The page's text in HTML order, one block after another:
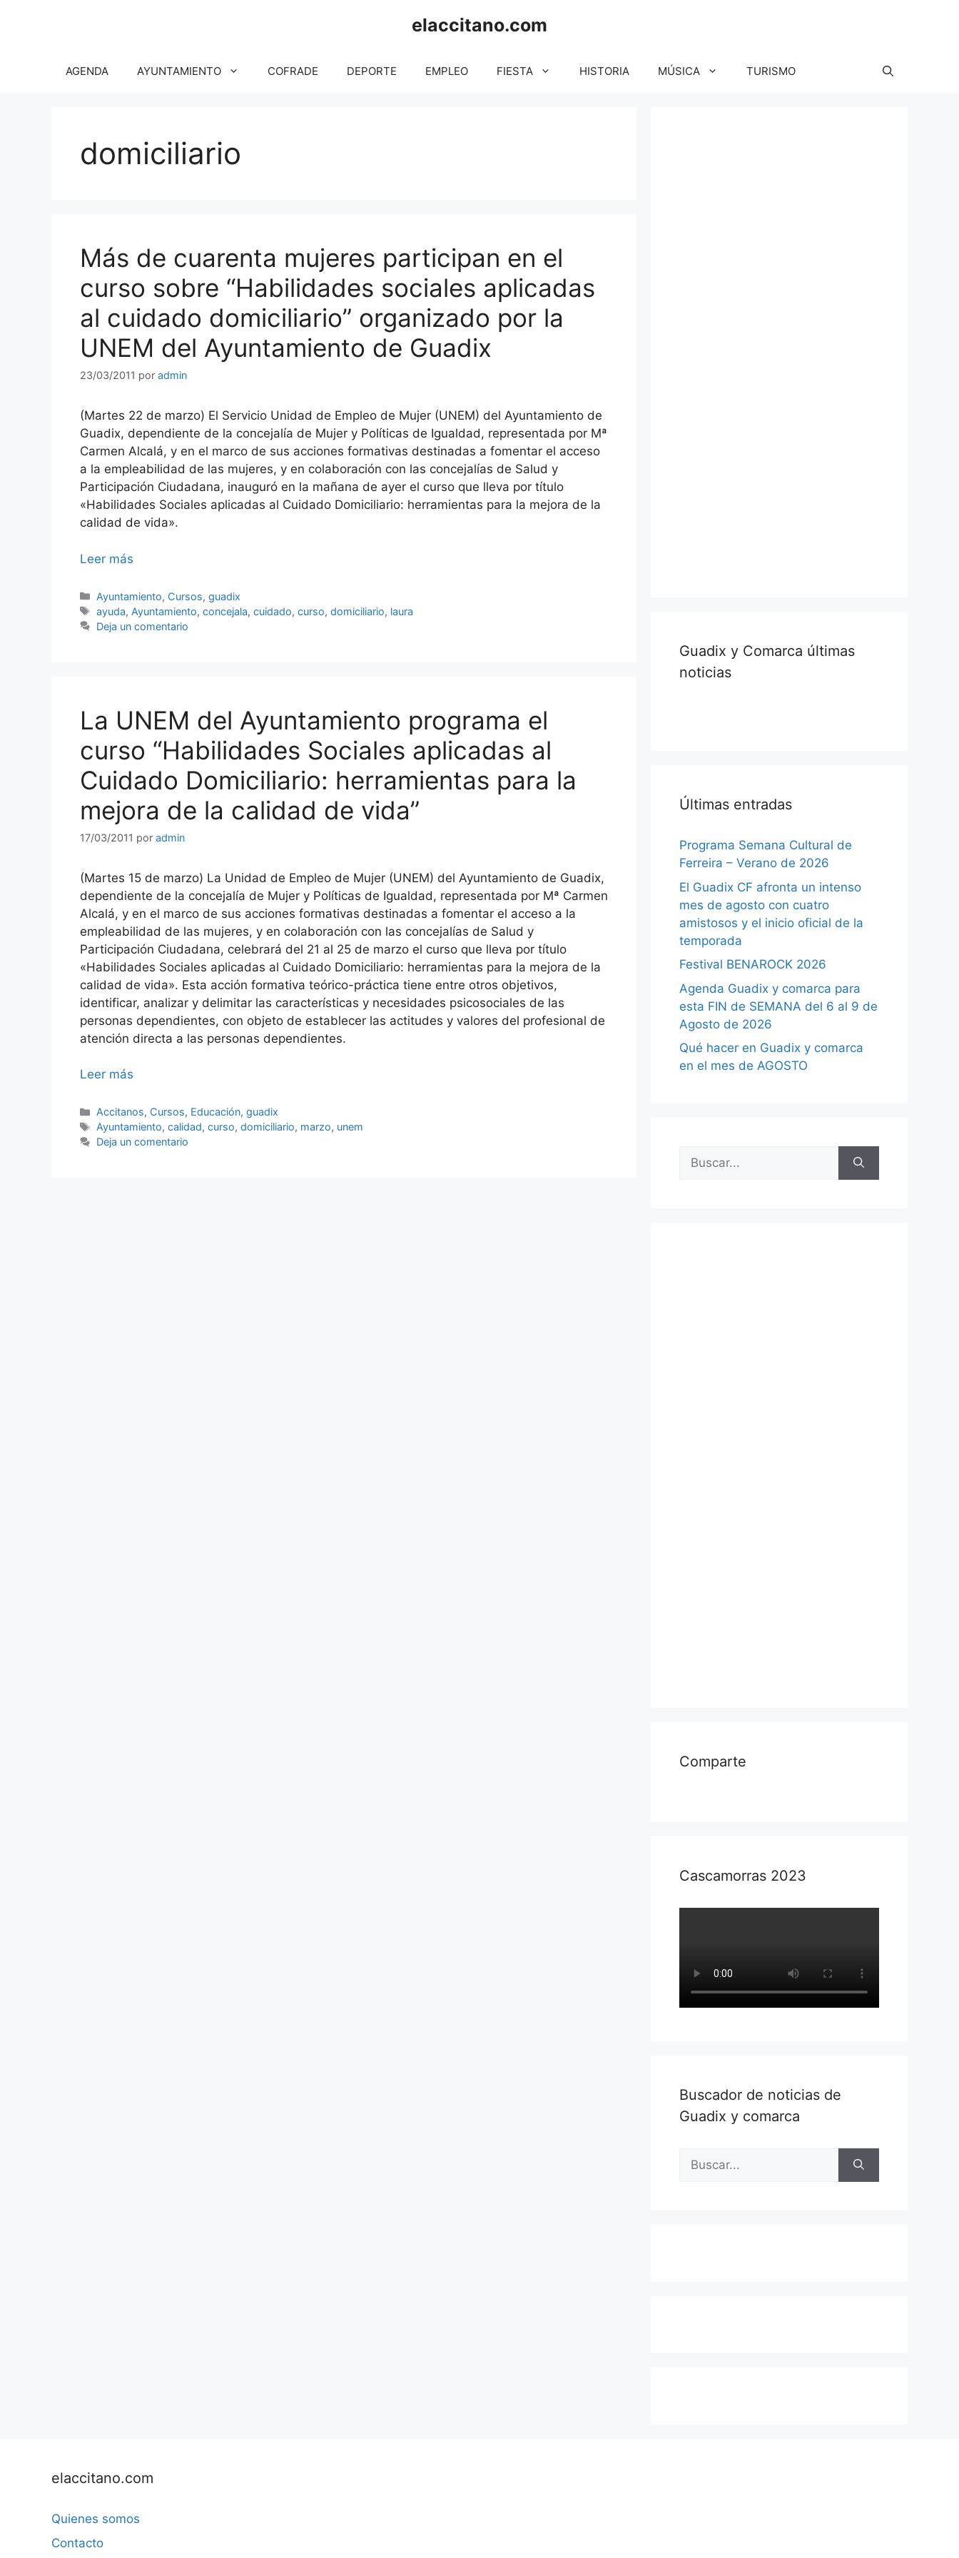
elaccitano.com
AGENDA AYUNTAMIENTO COFRADE DEPORTE EMPLEO FIESTA HISTORIA MÚSICA TURISMO
domiciliario
Más de cuarenta mujeres participan en el
curso sobre “Habilidades sociales aplicadas
al cuidado domiciliario” organizado por la
UNEM del Ayuntamiento de Guadix
23/03/2011 por admin
(Martes 22 de marzo) El Servicio Unidad de Empleo de Mujer (UNEM) del Ayuntamiento de
Guadix, dependiente de la concejalía de Mujer y Políticas de Igualdad, representada por Mª
Carmen Alcalá, y en el marco de sus acciones formativas destinadas a fomentar el acceso
a la empleabilidad de las mujeres, y en colaboración con las concejalías de Salud y
Participación Ciudadana, inauguró en la mañana de ayer el curso que lleva por título
«Habilidades Sociales aplicadas al Cuidado Domiciliario: herramientas para la mejora de la
calidad de vida».
Leer más
Categorías
Ayuntamiento, Cursos,guadix
Etiquetas
ayuda, Ayuntamiento,concejala,cuidado,curso,domiciliario, laura
Deja un comentario
La UNEM del Ayuntamiento programa el
curso “Habilidades Sociales aplicadas al
Cuidado Domiciliario: herramientas para la
mejora de la calidad de vida”
17/03/2011 por admin
(Martes 15 de marzo) La Unidad de Empleo de Mujer (UNEM) del Ayuntamiento de Guadix,
dependiente de la concejalía de Mujer y Políticas de Igualdad, representada por Mª Carmen
Alcalá, y en el marco de sus acciones formativas destinadas a fomentar el acceso a la
empleabilidad de las mujeres, y en colaboración con las concejalías de Salud y
Participación Ciudadana, celebrará del 21 al 25 de marzo el curso que lleva por título
«Habilidades Sociales aplicadas al Cuidado Domiciliario: herramientas para la mejora de la
calidad de vida». Esta acción formativa teórico-práctica tiene entre otros objetivos,
identificar, analizar y delimitar las características y necesidades psicosociales de las
personas dependientes, con objeto de establecer las actitudes y valores del profesional de
atención directa a las personas dependientes.
Leer más
Categorías
Accitanos, Cursos, Educación,guadix
Etiquetas
Ayuntamiento,calidad,curso,domiciliario, marzo, unem
Deja un comentario
Guadix y Comarca últimas
noticias
Últimas entradas
Programa Semana Cultural de
Ferreira – Verano de 2026
El Guadix CF afronta un intenso
mes de agosto con cuatro
amistosos y el inicio oficial de la
temporada
Festival BENAROCK 2026
Agenda Guadix y comarca para
esta FIN de SEMANA del 6 al 9 de
Agosto de 2026
Qué hacer en Guadix y comarca
en el mes de AGOSTO
Buscar:
Comparte
Cascamorras 2023
Buscador de noticias de
Guadix y comarca
Buscar:
elaccitano.com
Quienes somos
Contacto